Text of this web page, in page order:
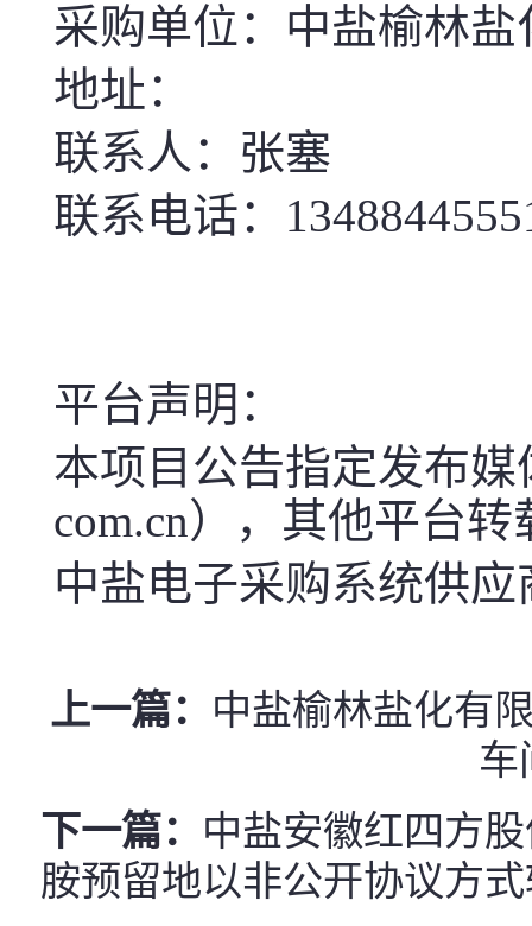
采购单位：中盐榆林
地址：
联系人：张塞
联系电话：
平台声明：
本项目公告指定发布媒
com.cn），其他平台
中盐电子采购系统供应
上一篇： 中盐榆林盐化有
车
下一篇： 中盐安徽红四方
胺预留地以非公开协议方